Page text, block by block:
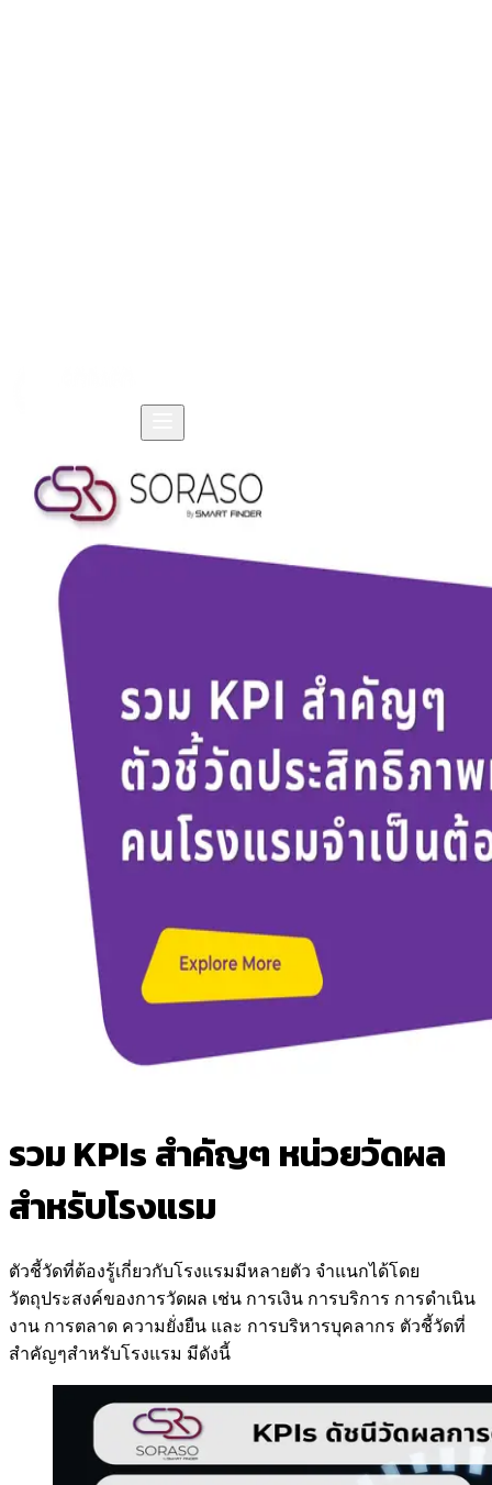
รวม KPIs สำคัญๆ หน่วยวัดผล
สำหรับโรงแรม
ตัวชี้วัดที่ต้องรู้เกี่ยวกับโรงแรมมีหลายตัว จำแนกได้โดย
วัตถุประสงค์ของการวัดผล เช่น การเงิน การบริการ การดำเนิน
งาน การตลาด ความยั่งยืน และ การบริหารบุคลากร ตัวชี้วัดที่
สำคัญๆสำหรับโรงแรม มีดังนี้